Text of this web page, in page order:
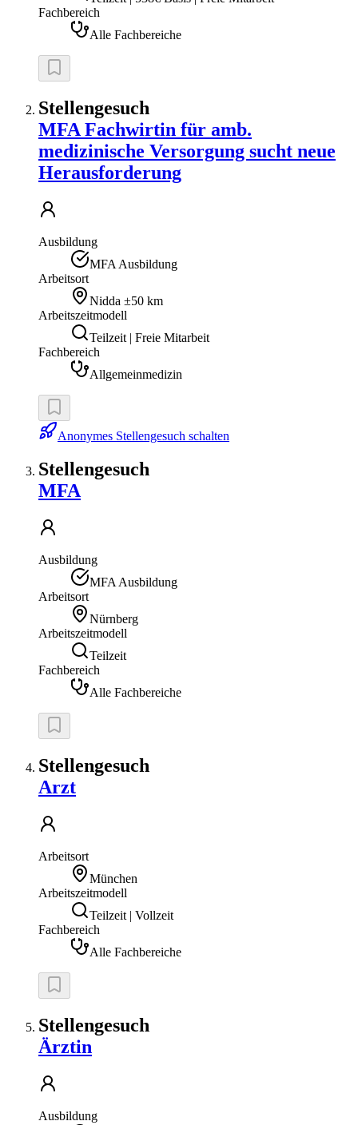
Fachbereich
Alle Fachbereiche
Stellengesuch
MFA Fachwirtin für amb.
medizinische Versorgung sucht neue
Herausforderung
Ausbildung
MFA Ausbildung
Arbeitsort
Nidda ±50 km
Arbeitszeitmodell
Teilzeit | Freie Mitarbeit
Fachbereich
Allgemeinmedizin
Anonymes Stellengesuch schalten
Stellengesuch
MFA
Ausbildung
MFA Ausbildung
Arbeitsort
Nürnberg
Arbeitszeitmodell
Teilzeit
Fachbereich
Alle Fachbereiche
Stellengesuch
Arzt
Arbeitsort
München
Arbeitszeitmodell
Teilzeit | Vollzeit
Fachbereich
Alle Fachbereiche
Stellengesuch
Ärztin
Ausbildung